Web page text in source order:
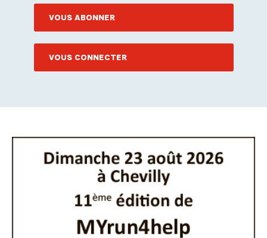
VOUS ABONNER
VOUS CONNECTER